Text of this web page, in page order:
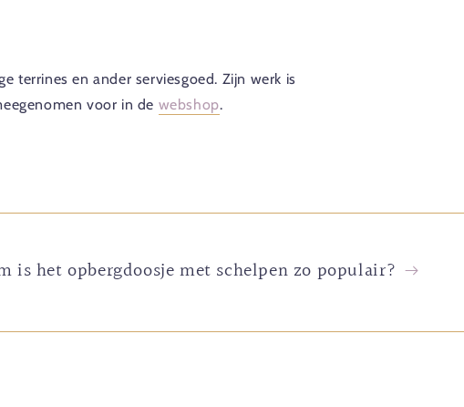
terrines en ander serviesgoed. Zijn werk is
voor in de webshop.
is het opbergdoosje met schelpen zo populair?